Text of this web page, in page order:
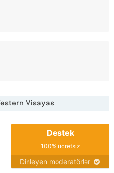
Visayas
Destek
100% ücretsiz
Dinleyen moderatörler